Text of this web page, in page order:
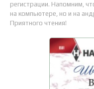
регистрации. Напомним,
на компьютере, но и на
Приятного чтения!